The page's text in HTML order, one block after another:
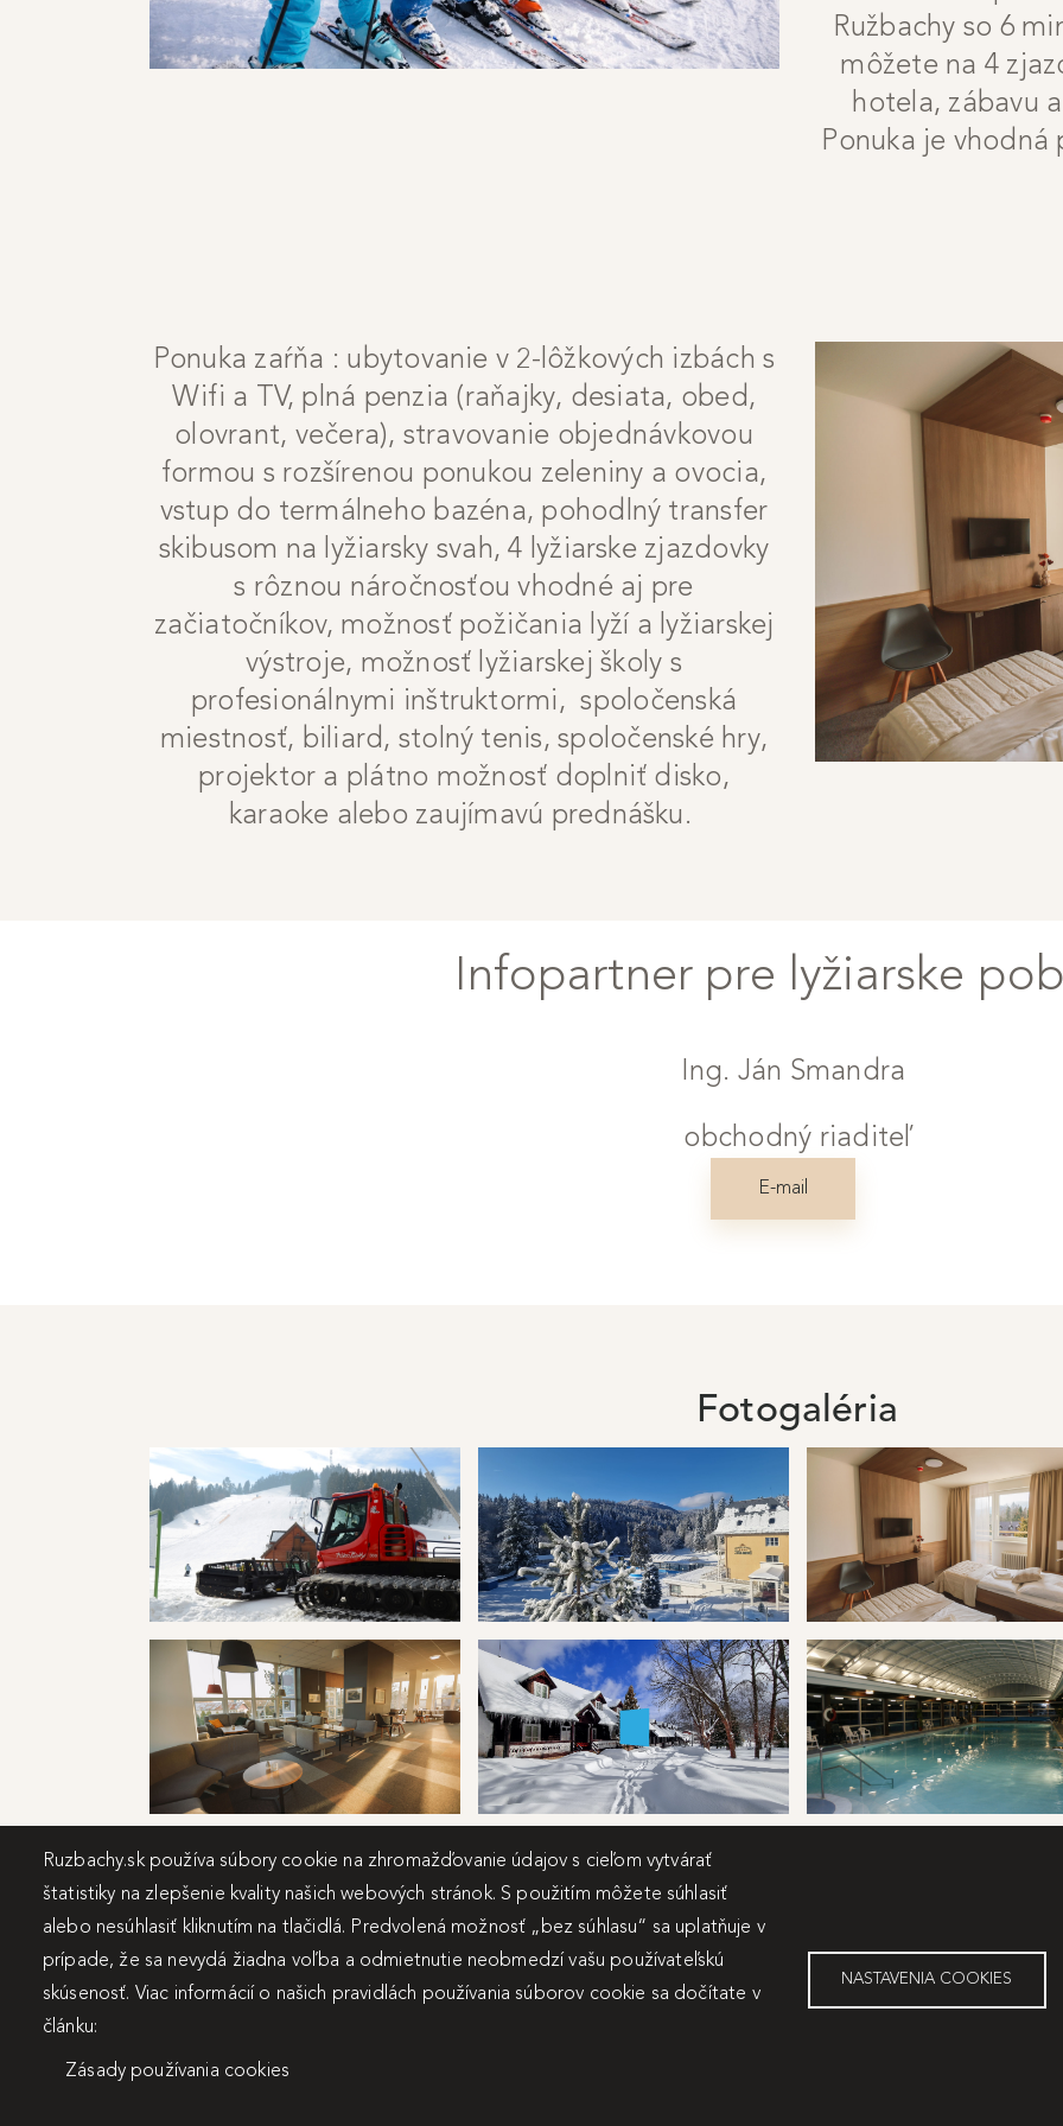
Ružbachy so 6
môžete na 4
hotela, zábavu
Ponuka je vhodná
Ponuka zaŕňa : ubytovanie v 2-lôžkových izbách s
Wifi a TV, plná penzia (raňajky, desiata, obed,
olovrant, večera), stravovanie objednávkovou
formou s rozšírenou ponukou zeleniny a ovocia,
vstup do termálneho bazéna, pohodlný transfer
skibusom na lyžiarsky svah, 4 lyžiarske zjazdovky
s rôznou náročnosťou vhodné aj pre
začiatočníkov, možnosť požičania lyží a lyžiarskej
výstroje, možnosť lyžiarskej školy s
profesionálnymi inštruktormi, spoločenská
miestnosť, biliard, stolný tenis, spoločenské hry,
projektor a plátno možnosť doplniť disko,
karaoke alebo zaujímavú prednášku.
Infopartner pre lyžiarske
Ing. Ján Smandra
obchodný riaditeľ
E-mail
Fotogaléria
kupele ruzbachy svah kupele ruzbachy zima kupele ruzbachy izba Travertín
kupele ruzbachy Lobby Bar Travertín švajčiarske domčeky
kupele ruzbachy wellness
Ruzbachy.sk používa súbory cookie na zhromažďovanie údajov s cieľom vytvárať
štatistiky na zlepšenie kvality našich webových stránok. S použitím môžete súhlasiť
alebo nesúhlasiť kliknutím na tlačidlá. Predvolená možnosť „bez súhlasu“ sa uplatňuje v
prípade, že sa nevydá žiadna voľba a odmietnutie neobmedzí vašu používateľskú
skúsenosť. Viac informácií o našich pravidlách používania súborov cookie sa dočítate v
článku:
Zásady používania cookies
NASTAVENIA COOKIES